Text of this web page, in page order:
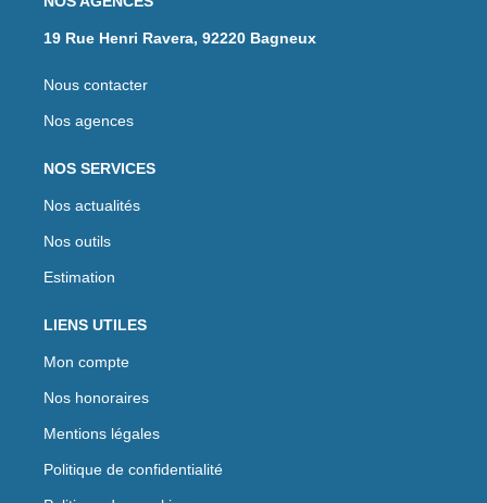
19 Rue Henri Ravera, 92220 Bagneux
Nous contacter
Nos agences
NOS SERVICES
Nos actualités
Nos outils
Estimation
LIENS UTILES
Mon compte
Nos honoraires
Mentions légales
Politique de confidentialité